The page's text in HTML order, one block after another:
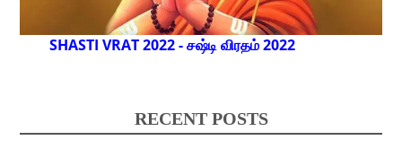
SHASTI VRAT 2022 - சஷ்டி விரதம் 2022
RECENT POSTS